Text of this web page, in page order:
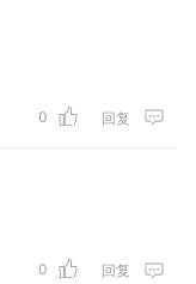
0 回复
0 回复